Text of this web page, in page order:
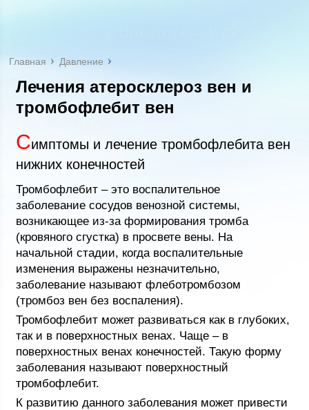
Главная Давление
Лечения атеросклероз вен и
тромбофлебит вен
Симптомы и лечение тромбофлебита вен
нижних конечностей
Тромбофлебит – это воспалительное
заболевание сосудов венозной системы,
возникающее из-за формирования тромба
(кровяного сгустка) в просвете вены. На
начальной стадии, когда воспалительные
изменения выражены незначительно,
заболевание называют флеботромбозом
(тромбоз вен без воспаления).
Тромбофлебит может развиваться как в глубоких,
так и в поверхностных венах. Чаще – в
поверхностных венах конечностей. Такую форму
заболевания называют поверхностный
тромбофлебит.
К развитию данного заболевания может привести